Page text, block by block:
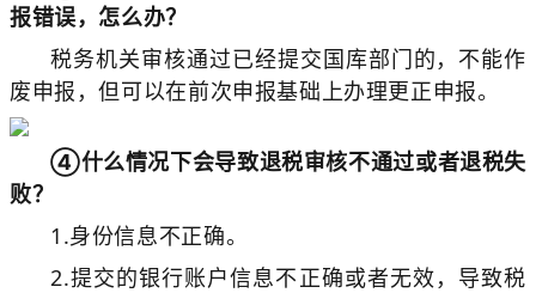
报错误，怎么办？
税务机关审核通过已经提交国库部门的，不能作
废申报，但可以在前次申报基础上办理更正申报。
④什么情况下会导致退税审核不通过或者退税失
败？
1.身份信息不正确。
2.提交的银行账户信息不正确或者无效，导致税